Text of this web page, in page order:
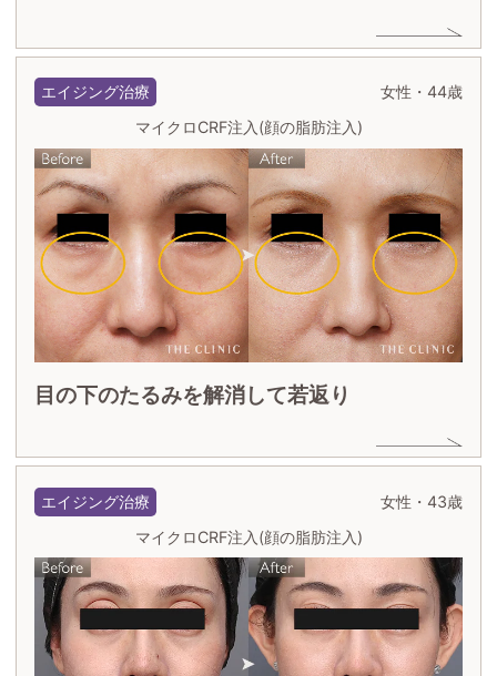
エイジング治療
女性・44歳
マイクロCRF注入(顔の脂肪注入)
目の下のたるみを解消して若返り
エイジング治療
女性・43歳
マイクロCRF注入(顔の脂肪注入)